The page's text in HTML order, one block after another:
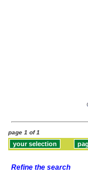
page 1 of 1
Refine the search